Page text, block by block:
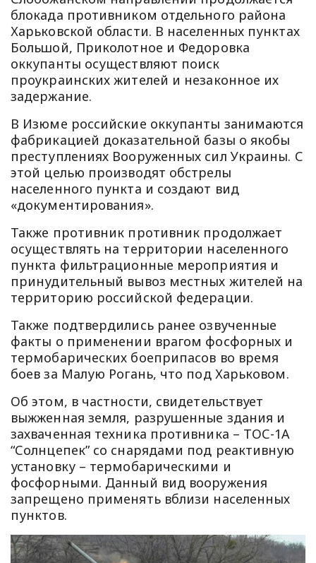
блокада противником отдельного района
Харьковской области. В населенных пунктах
Большой, Приколотное и Федоровка
оккупанты осуществляют поиск
проукраинских жителей и незаконное их
задержание.
В Изюме российские оккупанты занимаются
фабрикацией доказательной базы о якобы
преступлениях Вооруженных сил Украины. С
этой целью производят обстрелы
населенного пункта и создают вид
«документирования».
Также противник противник продолжает
осуществлять на территории населенного
пункта фильтрационные мероприятия и
принудительный вывоз местных жителей на
территорию российской федерации.
Также подтвердились ранее озвученные
факты о применении врагом фосфорных и
термобарических боеприпасов во время
боев за Малую Рогань, что под Харьковом.
Об этом, в частности, свидетельствует
выжженная земля, разрушенные здания и
захваченная техника противника – ТОС-1А
“Солнцепек” со снарядами под реактивную
установку – термобарическими и
фосфорными. Данный вид вооружения
запрещено применять вблизи населенных
пунктов.